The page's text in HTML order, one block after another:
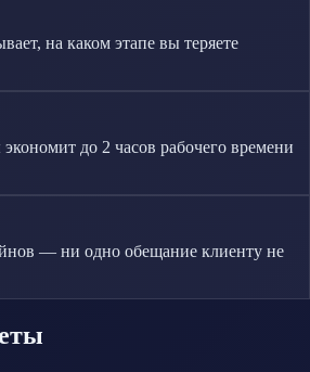
на каком этапе вы теряете
до 2 часов рабочего времени
— ни одно обещание клиенту не